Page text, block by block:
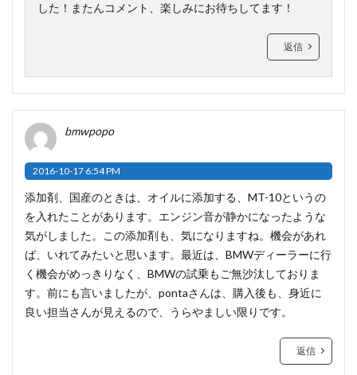
した！またんコメント、楽しみにお待ちしてます！
返信
bmwpopo
2016-10-17 6:54 PM
添加剤、国産のときは、オイルに添加する、MT-10というの
を入れたことがあります。エンジン音が静かになったような
気がしました。この添加剤も、気になりますね。機会があれ
ば、いれてみたいと思います。最近は、BMWディーラーに行
く機会がめっきりなく、BMWの試乗もご無沙汰しておりま
す。前にも言いましたが、pontaさんは、購入後も、身近に
良い担当さんが見えるので、うらやましい限りです。
返信